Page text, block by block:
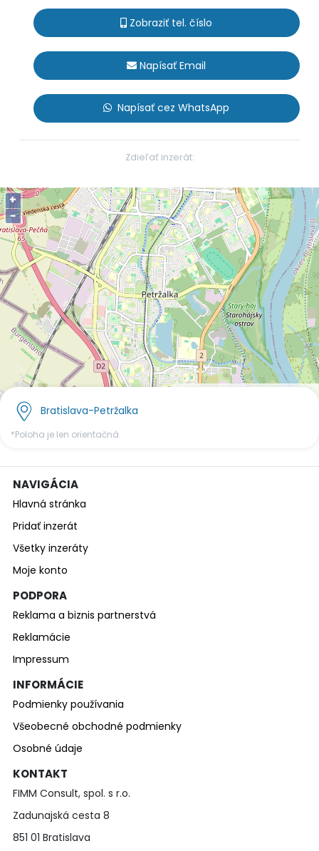
Zobraziť tel. číslo
Napísať Email
Napísať cez WhatsApp
Zdieľať inzerát:
+
−
contributors.
Bratislava-Petržalka
*Poloha je len orientačná
NAVIGÁCIA
Hlavná stránka
Pridať inzerát
Všetky inzeráty
Moje konto
PODPORA
Reklama a biznis partnerstvá
Reklamácie
Impressum
INFORMÁCIE
Podmienky používania
Všeobecné obchodné podmienky
Osobné údaje
KONTAKT
FIMM Consult, spol. s r.o.
Zadunajská cesta 8
851 01 Bratislava